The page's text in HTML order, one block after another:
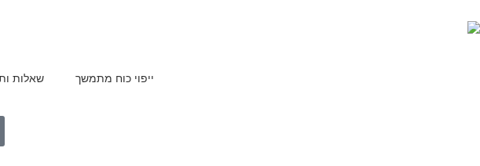
ייפוי כוח מתמשך שאלות